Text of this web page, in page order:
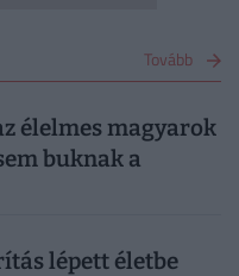
Tovább
élelmes magyarok
buknak a
lépett életbe